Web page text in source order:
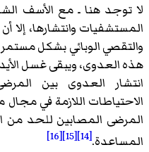
لا توجد هنا ـ مع الأسف
المستشفيات وانتشارها، إلا
هذه العدوى، ويبقى غسل
انتشار العدوى بين
الاحتياطات اللازمة في
المرضى المصابين للحد من
المساعدة.[14]
[15]
[16]